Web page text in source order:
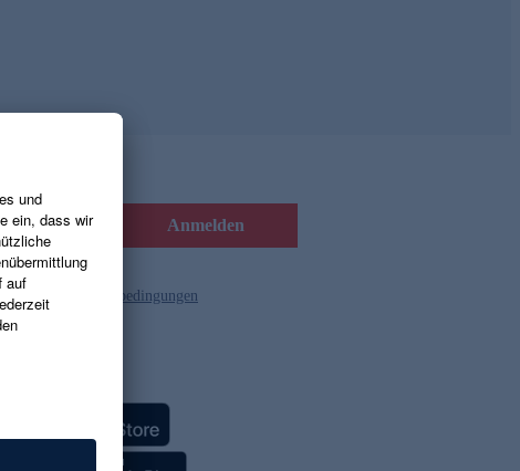
Anmelden
und die Gutscheinbedingungen